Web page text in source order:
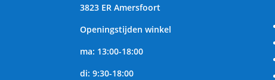
3823 ER Amersfoort
Openingstijden winkel
ma: 13:00-18:00
di: 9:30-18:00